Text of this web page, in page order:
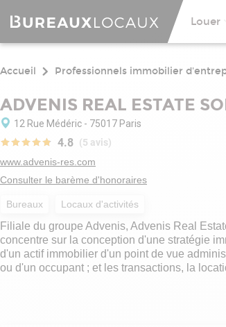
Louer
Accueil Professionnels immobilier
ADVENIS REAL ESTATE
12 Rue Médéric - 75017 Paris
4.8 (5 avis)
www.advenis-res.com
Consulter le barème d'honoraires
Bureaux Locaux d'activités
Filiale du groupe Advenis, Advenis Real
concentre sur la conception d'une stratégie
d'un actif immobilier d'un point de vue
ou d'un occupant ; et les transactions, la